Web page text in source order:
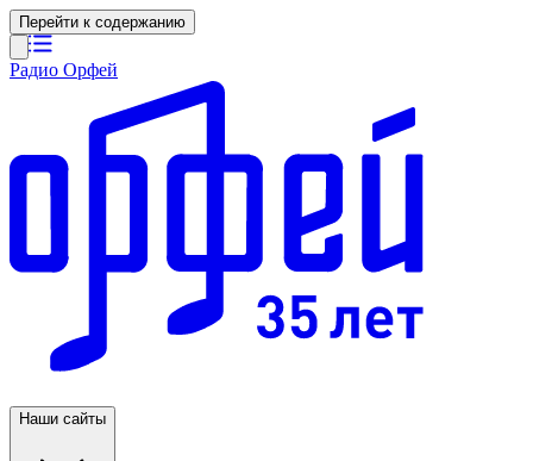
Перейти к содержанию
Радио Орфей
Наши сайты